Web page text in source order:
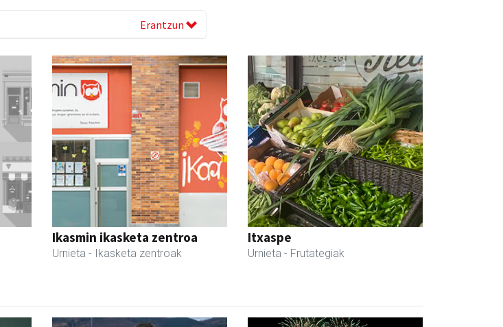
Erantzun
Ikasmin ikasketa zentroa
Urnieta - Ikasketa zentroak
Itxaspe
Urnieta - Frutategiak